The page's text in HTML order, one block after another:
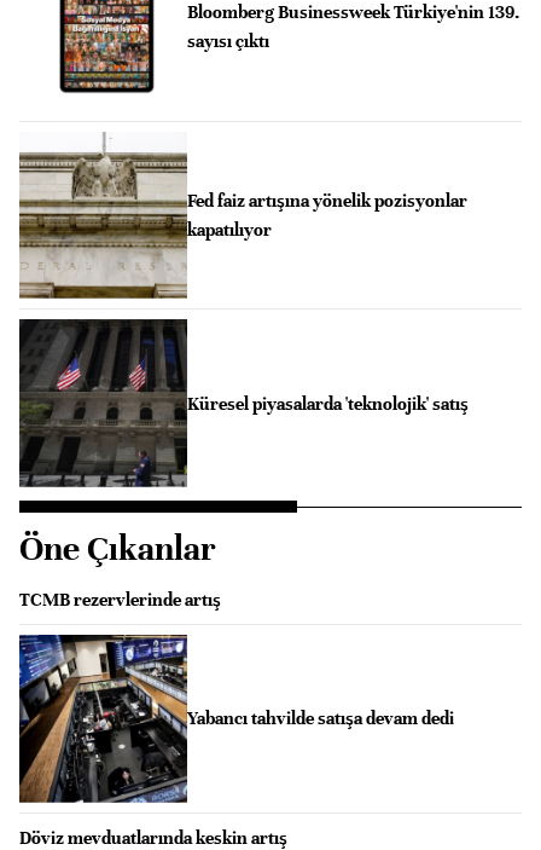
Bloomberg Businessweek Türkiye'nin 139.
sayısı çıktı
Fed faiz artışına yönelik pozisyonlar
kapatılıyor
Küresel piyasalarda 'teknolojik' satış
Öne Çıkanlar
TCMB rezervlerinde artış
Yabancı tahvilde satışa devam dedi
Döviz mevduatlarında keskin artış